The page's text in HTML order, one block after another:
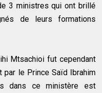
3 ministres qui ont brillé
de leurs formations
Mtsachioi fut cependant
par le Prince Saïd Ibrahim
dans ce ministère est